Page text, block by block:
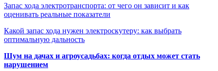
Запас хода электротранспорта: от чего он зависит и как
оценивать реальные показатели
Какой запас хода нужен электроскутеру: как выбрать
оптимальную дальность
Шум на дачах и агроусадьбах: когда отдых может стать
нарушением